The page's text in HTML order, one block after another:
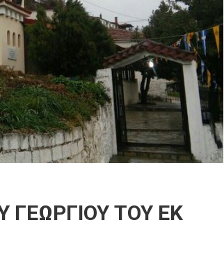
ΓΕΩΡΓΙΟΥ ΤΟΥ ΕΚ